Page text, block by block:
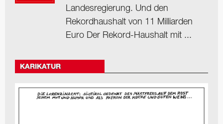
Landesregierung. Und den
Rekordhaushalt von 11 Milliarden
Euro Der Rekord-Haushalt mit ...
KARIKATUR